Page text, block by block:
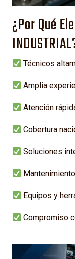
¿Por Qué
Técnicos
Amplia
Atención
Cobertura
Soluciones
Equipos y
Compromiso